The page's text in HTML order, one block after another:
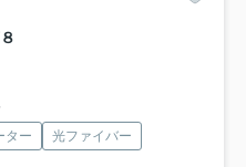
ター
光ファイバー